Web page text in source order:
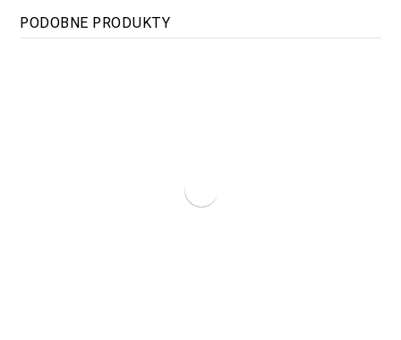
PODOBNE PRODUKTY